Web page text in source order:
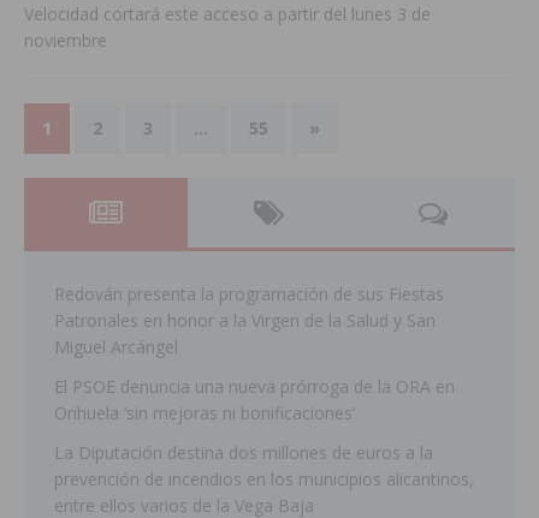
Velocidad cortará este acceso a partir del lunes 3 de
noviembre
1 2 3 … 55 »
Redován presenta la programación de sus Fiestas
Patronales en honor a la Virgen de la Salud y San
Miguel Arcángel
El PSOE denuncia una nueva prórroga de la ORA en
Orihuela ‘sin mejoras ni bonificaciones’
La Diputación destina dos millones de euros a la
prevención de incendios en los municipios alicantinos,
entre ellos varios de la Vega Baja